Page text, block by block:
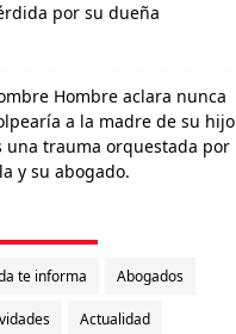
por su dueña
Hombre aclara nunca
a la madre de su hijo
una trauma orquestada por
y su abogado.
te informa Abogados
Actualidad